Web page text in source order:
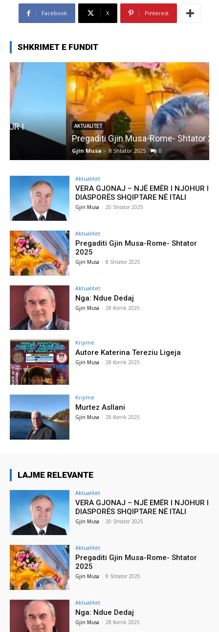
Facebook X Pinterest
SHKRIMET E FUNDIT
AKTUALITET
Pregaditi Gjin Musa-Rome- Shtator 2025
8 Shtator 2025 0
Aktualitet
VERA GJONAJ – NJË EMËR I NJOHUR I
DIASPORËS SHQIPTARE NË ITALI
Gjin Musa - 20 Shtator 2025
Aktualitet
Pregaditi Gjin Musa-Rome- Shtator
2025
Gjin Musa - 8 Shtator 2025
Aktualitet
Nga: Ndue Dedaj
Gjin Musa - 28 Korrik 2025
Krijime
Autore Katerina Tereziu Ligeja
Gjin Musa - 28 Korrik 2025
Krijime
Murtez Asllani
Gjin Musa - 28 Korrik 2025
LAJME RELEVANTE
Aktualitet
VERA GJONAJ – NJË EMËR I NJOHUR I
DIASPORËS SHQIPTARE NË ITALI
Gjin Musa - 20 Shtator 2025
Aktualitet
Pregaditi Gjin Musa-Rome- Shtator
2025
Gjin Musa - 8 Shtator 2025
Aktualitet
Nga: Ndue Dedaj
Gjin Musa - 28 Korrik 2025